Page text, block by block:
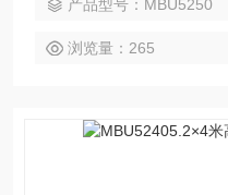
域。
产品型号：MBU5250
浏览量：265